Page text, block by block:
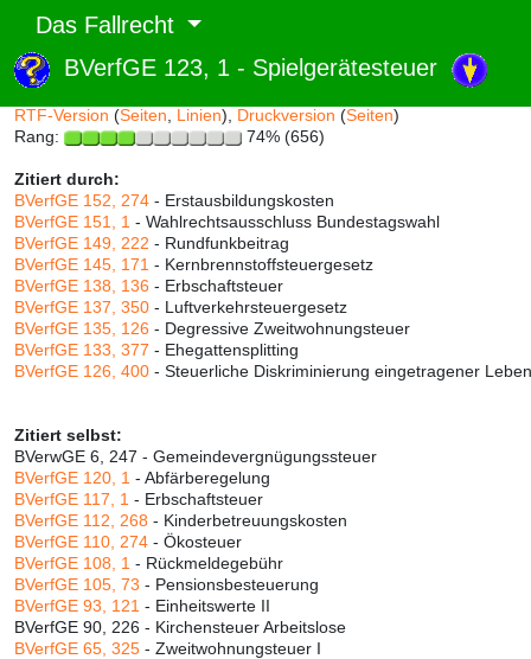
Das Fallrecht
BVerfGE 123, 1 - Spielgerätesteuer
Abruf und Rang:
RTF-Version (Seiten Linien), Druckversion (Seiten)
Rang:
74% (656)
Zitiert durch:
BVerfGE 152, 274 - Erstausbildungskosten
BVerfGE 151, 1 - Wahlrechtsausschluss Bundestagswahl
BVerfGE 149, 222 - Rundfunkbeitrag
BVerfGE 145, 171 - Kernbrennstoffsteuergesetz
BVerfGE 138, 136 - Erbschaftsteuer
BVerfGE 137, 350 - Luftverkehrsteuergesetz
BVerfGE 135, 126 - Degressive Zweitwohnungsteuer
BVerfGE 133, 377 - Ehegattensplitting
BVerfGE 126, 400 - Steuerliche Diskriminierung eingetragener
Zitiert selbst:
BVerwGE 6, 247 - Gemeindevergnügungssteuer
BVerfGE 120, 1 - Abfärberegelung
BVerfGE 117, 1 - Erbschaftsteuer
BVerfGE 112, 268 - Kinderbetreuungskosten
BVerfGE 110, 274 - Ökosteuer
BVerfGE 108, 1 - Rückmeldegebühr
BVerfGE 105, 73 - Pensionsbesteuerung
BVerfGE 93, 121 - Einheitswerte II
BVerfGE 90, 226 - Kirchensteuer Arbeitslose
BVerfGE 65, 325 - Zweitwohnungsteuer I